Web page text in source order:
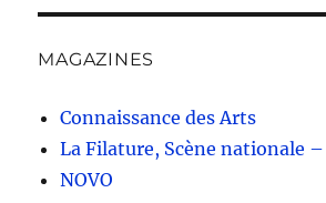
MAGAZINES
Connaissance des Arts
La Filature, Scène nationale
NOVO